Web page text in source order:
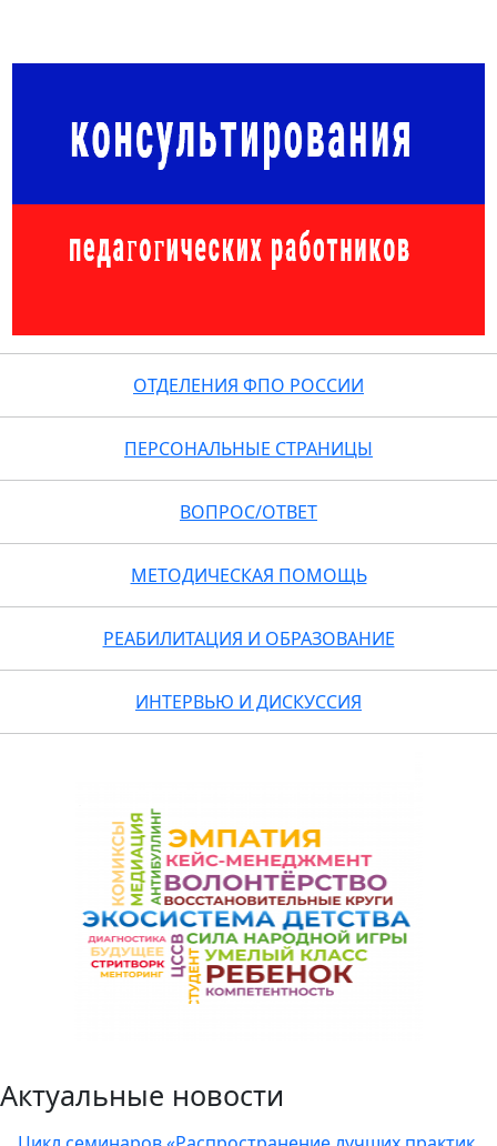
ОТДЕЛЕНИЯ ФПО РОССИИ
ПЕРСОНАЛЬНЫЕ СТРАНИЦЫ
ВОПРОС/ОТВЕТ
МЕТОДИЧЕСКАЯ ПОМОЩЬ
РЕАБИЛИТАЦИЯ И ОБРАЗОВАНИЕ
ИНТЕРВЬЮ И ДИСКУССИЯ
Актуальные новости